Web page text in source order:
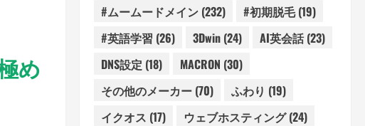
め
#ムームードメイン(232) #初期脱毛(19)
#英語学習 (26) 3Dwin(24) AI英会話(23)
DNS設定 (18) MACRON (30)
その他のメーカー(70) ふわり (19)
イクオス (17) ウェブホスティング(24)